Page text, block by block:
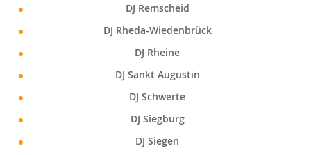
DJ Remscheid
DJ Rheda-Wiedenbrück
DJ Rheine
DJ Sankt Augustin
DJ Schwerte
DJ Siegburg
DJ Siegen